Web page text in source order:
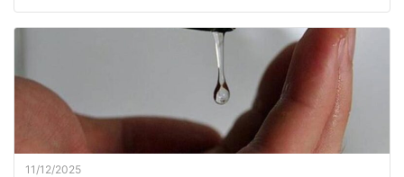
11/12/2025